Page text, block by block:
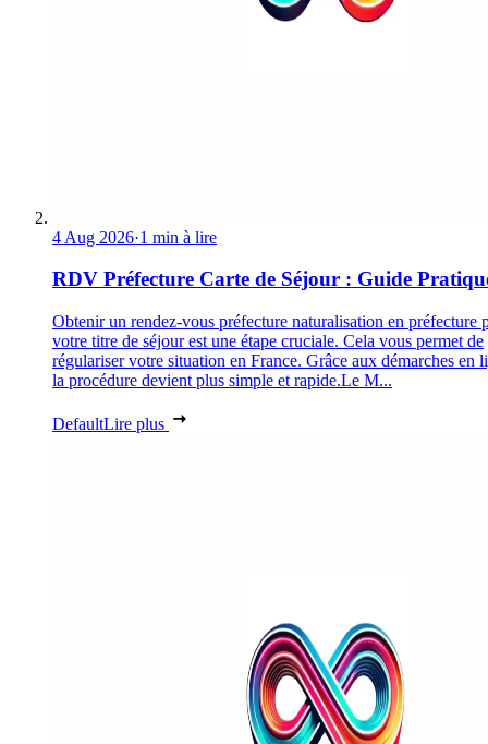
4 Aug 2026·1 min à lire
RDV Préfecture Carte de Séjour : Guide
Obtenir un rendez-vous préfecture naturalisation en préfecture
votre titre de séjour est une étape cruciale. Cela vous permet de
régulariser votre situation en France. Grâce aux démarches en
la procédure devient plus simple et rapide.Le M...
DefaultLire plus